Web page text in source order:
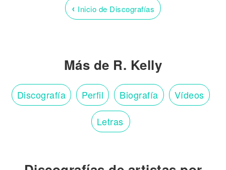
‹ Inicio de Discografías
Más de R. Kelly
Discografía Perfil Biografía Vídeos
Letras